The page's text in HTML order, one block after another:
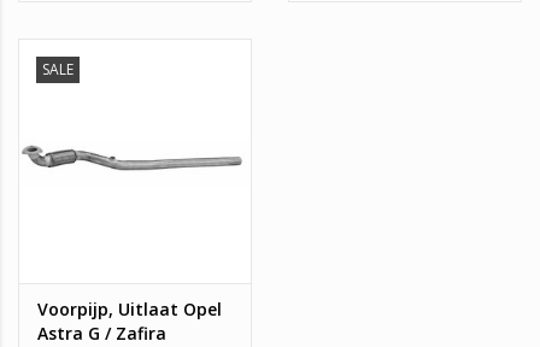
SALE
Voorpijp, Uitlaat Opel
Astra G / Zafira